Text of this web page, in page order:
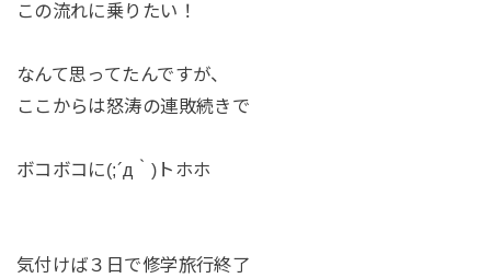
この流れに乗りたい！
なんて思ってたんですが、
ここからは怒涛の連敗続きで
ボコボコに(;´д｀)トホホ
気付けば３日で修学旅行終了